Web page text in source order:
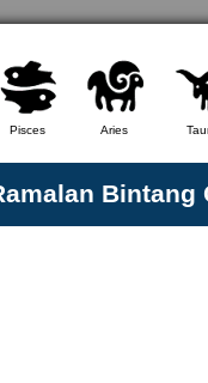
Pisces Aries
Bintang